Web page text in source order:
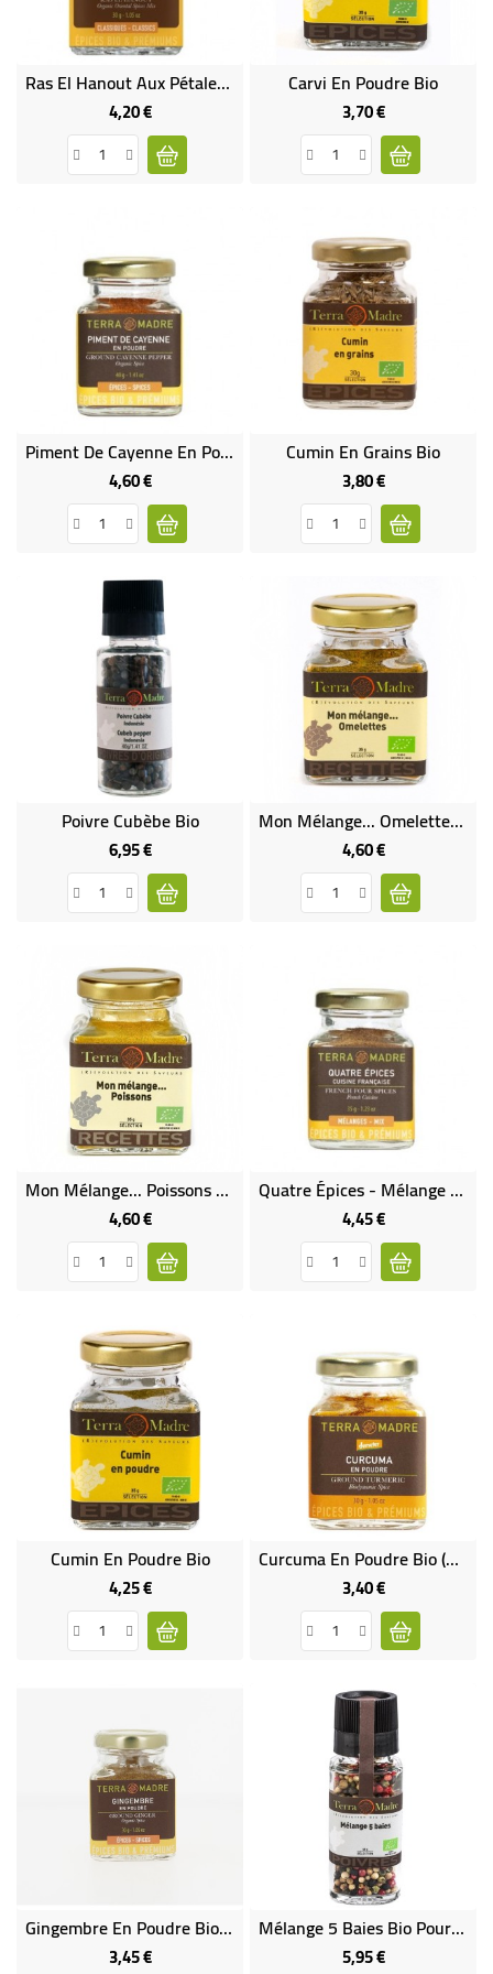
Ras El Hanout Aux Pétales De Rose - Mélange D'épices Bio Pour Couscous, Tajines Ou Légumes À L'orientale
4,20 €Prix
Carvi En Poudre Bio
3,70 €Prix
Piment De Cayenne En Poudre Bio
4,60 €Prix
Cumin En Grains Bio
3,80 €Prix
Poivre Cubèbe Bio
6,95 €Prix
Mon Mélange... Omelettes Bio
4,60 €Prix
Mon Mélange... Poissons Bio
4,60 €Prix
Quatre Épices - Mélange D'épices Bio Pour Ragoûts, Sauces Ou Pâtisserie
4,45 €Prix
Cumin En Poudre Bio
4,25 €Prix
Curcuma En Poudre Bio (petit Pot)
3,40 €Prix
Gingembre En Poudre Bio (petit Pot)
3,45 €Prix
Mélange 5 Baies Bio Pour Assaisonnements, Patates, Soupes
5,95 €Prix